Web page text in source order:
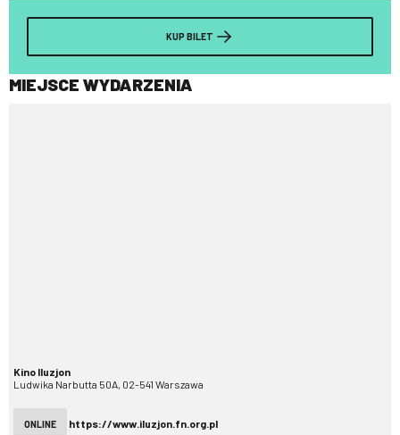
KUP BILET
MIEJSCE WYDARZENIA
Kino Iluzjon
Ludwika Narbutta 50A, 02-541 Warszawa
ONLINE https://www.iluzjon.fn.org.pl